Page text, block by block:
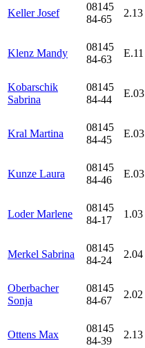
Keller Josef
08145
84-65
2.13
Klenz Mandy
08145
84-63
E.11
Kobarschik
Sabrina
08145
84-44
E.03
Kral Martina
08145
84-45
E.03
Kunze Laura
08145
84-46
E.03
Loder Marlene
08145
84-17
1.03
Merkel Sabrina
08145
84-24
2.04
Oberbacher
Sonja
08145
84-67
2.02
Ottens Max
08145
84-39
2.13